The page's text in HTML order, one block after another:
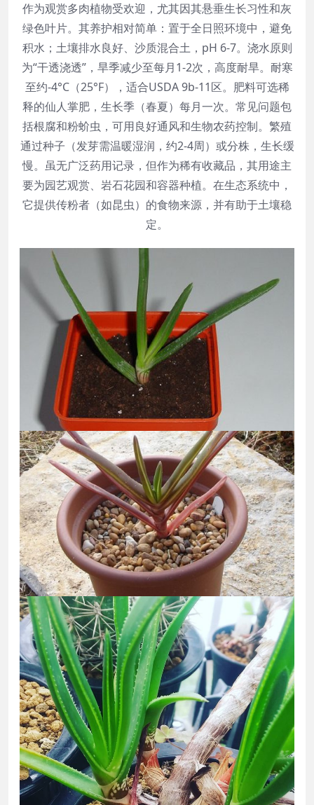
作为观赏多肉植物受欢迎，尤其因其悬垂生长习性和灰
绿色叶片。其养护相对简单：置于全日照环境中，避免
积水；土壤排水良好、沙质混合土，pH 6-7。浇水原则
为“干透浇透”，旱季减少至每月1-2次，高度耐旱。耐寒
至约-4°C（25°F），适合USDA 9b-11区。肥料可选稀
释的仙人掌肥，生长季（春夏）每月一次。常见问题包
括根腐和粉蚧虫，可用良好通风和生物农药控制。繁殖
通过种子（发芽需温暖湿润，约2-4周）或分株，生长缓
慢。虽无广泛药用记录，但作为稀有收藏品，其用途主
要为园艺观赏、岩石花园和容器种植。在生态系统中，
它提供传粉者（如昆虫）的食物来源，并有助于土壤稳
定。